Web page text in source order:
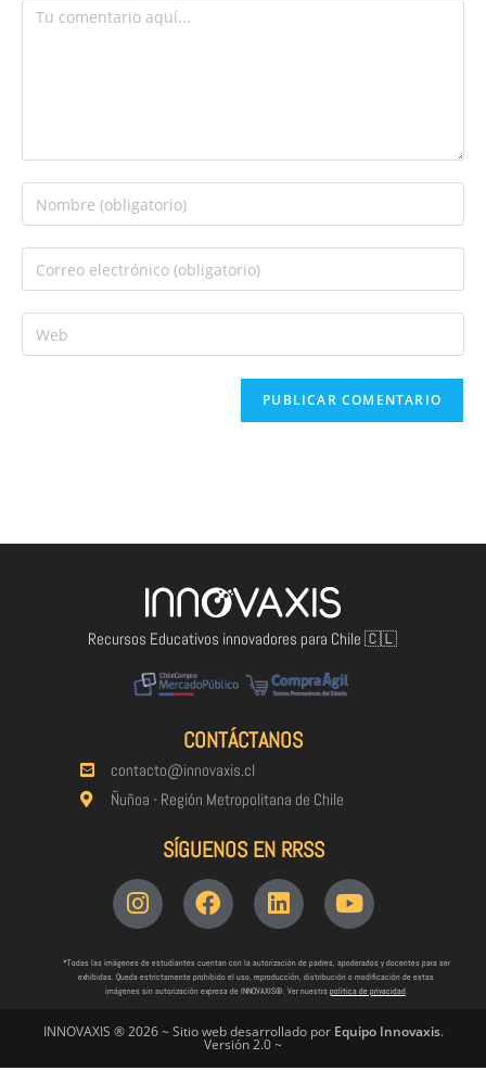
Recursos Educativos innovadores para Chile 🇨🇱
CONTÁCTANOS
contacto@innovaxis.cl
Ñuñoa - Región Metropolitana de Chile
SÍGUENOS EN RRSS
*Todas las imágenes de estudiantes cuentan con la autorización de padres, apoderados y docentes para ser
exhibidas. Queda estrictamente prohibido el uso, reproducción, distribución o modificación de estas
imágenes sin autorización expresa de INNOVAXIS®. Ver nuestra política de privacidad.
INNOVAXIS ® 2026 ~ Sitio web desarrollado por Equipo Innovaxis.
Versión 2.0 ~